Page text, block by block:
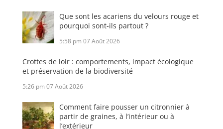
Que sont les acariens du velours rouge et
pourquoi sont-ils partout ?
5:58 pm 07 Août 2026
Crottes de loir : comportements, impact écologique
et préservation de la biodiversité
5:26 pm 07 Août 2026
Comment faire pousser un citronnier à
partir de graines, à l’intérieur ou à
l’extérieur